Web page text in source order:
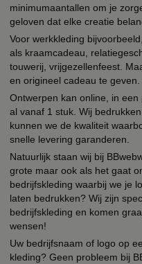
minimumaantallen om je
geloven dat elke creatie
Voor werkkleding
als kraamcadeau,
touwerij, vrijgezellenfeest.
en origineel cadeau te geven.
Ontwerpen kan online, in
al vanaf 1 stuk. Wij
kunnen we de kwaliteit
snelle levering garanderen.
Natuurlijk staan wij bij
grote maar ook als het gaat
bedrijfskleding waarbij we je
laten bedrukken? Wij zijn
bedrijfskleding en komen
wensen!
Uw bedrijfsnaam of logo op
kleding? Geen probleem bij